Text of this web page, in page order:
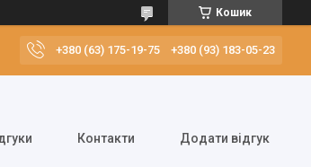
Кошик
+380 (63) 175-19-75 +380 (93) 183-05-23
Контакти Додати відгук